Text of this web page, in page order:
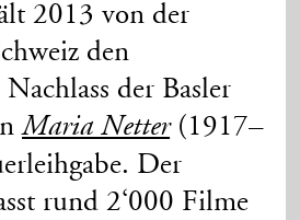
2013 von der
den
der Basler
Maria Netter(1917–
Der
rund 2‘000 Filme